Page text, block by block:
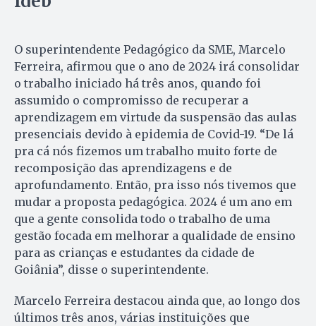
O superintendente Pedagógico da SME, Marcelo
Ferreira, afirmou que o ano de 2024 irá consolidar
o trabalho iniciado há três anos, quando foi
assumido o compromisso de recuperar a
aprendizagem em virtude da suspensão das aulas
presenciais devido à epidemia de Covid-19. “De lá
pra cá nós fizemos um trabalho muito forte de
recomposição das aprendizagens e de
aprofundamento. Então, pra isso nós tivemos que
mudar a proposta pedagógica. 2024 é um ano em
que a gente consolida todo o trabalho de uma
gestão focada em melhorar a qualidade de ensino
para as crianças e estudantes da cidade de
Goiânia”, disse o superintendente.
Marcelo Ferreira destacou ainda que, ao longo dos
últimos três anos, várias instituições que